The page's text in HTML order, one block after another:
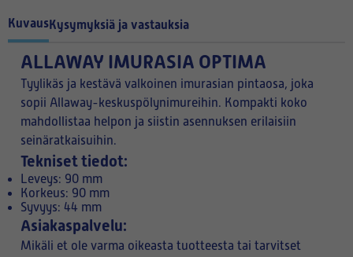
KuvausKysymyksiä ja vastauksia
ALLAWAY IMURASIA OPTIMA
Tyylikäs ja kestävä valkoinen imurasian pintaosa, joka
sopii Allaway-keskuspölynimureihin. Kompakti koko
mahdollistaa helpon ja siistin asennuksen erilaisiin
seinäratkaisuihin.
Tekniset tiedot:
Leveys: 90 mm
Korkeus: 90 mm
Syvyys: 44 mm
Asiakaspalvelu:
Mikäli et ole varma oikeasta tuotteesta tai tarvitset